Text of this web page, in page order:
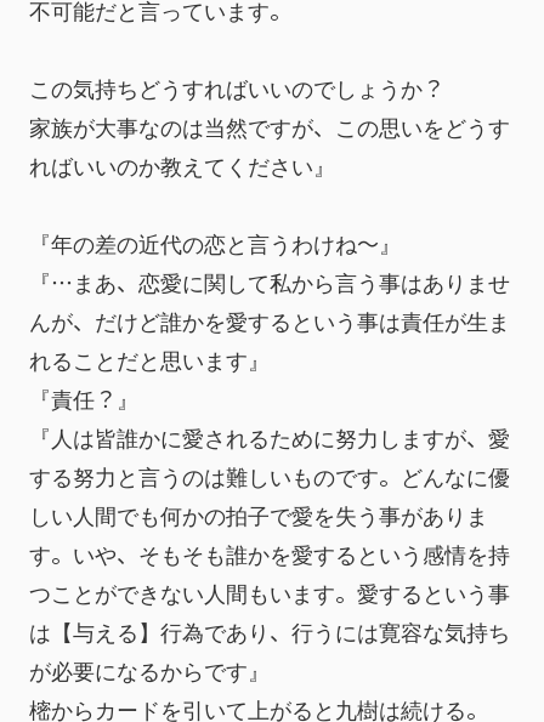
不可能だと言っています。
この気持ちどうすればいいのでしょうか？
家族が大事なのは当然ですが、この思いをどうす
ればいいのか教えてください』
『年の差の近代の恋と言うわけね～』
『…まあ、恋愛に関して私から言う事はありませ
んが、だけど誰かを愛するという事は責任が生ま
れることだと思います』
『責任？』
『人は皆誰かに愛されるために努力しますが、愛
する努力と言うのは難しいものです。どんなに優
しい人間でも何かの拍子で愛を失う事がありま
す。いや、そもそも誰かを愛するという感情を持
つことができない人間もいます。愛するという事
は【与える】行為であり、行うには寛容な気持ち
が必要になるからです』
樒からカードを引いて上がると九樹は続ける。